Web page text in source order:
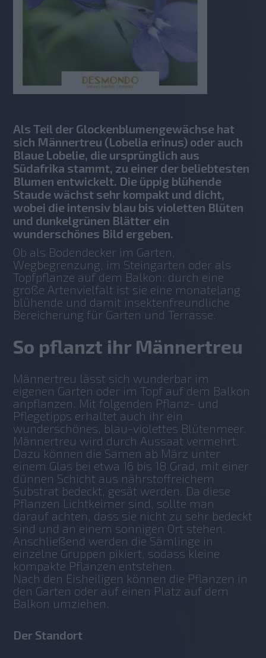
Als Teil der Glockenblumengewächse hat
sich Männertreu (Lobelia erinus) oder auch
Blaue Lobelie, die ursprünglich aus
Südafrika stammt, zu einer der beliebtesten
Blumen entwickelt. Die üppig blühende
Staude wächst sehr kompakt und dicht,
wobei die intensiv blau bis violetten Blüten
und dunkelgrünen Blätter ein
wunderschönes Bild ergeben.
Ob als Bodendecker im Garten,
Wegbegrenzung, im Steingarten oder als
Topfpflanze auf dem Balkon: durch eine
große Artenvielfalt ist sie eine monatelang
blühende und damit insektenfreundliche
Bereicherung für Garten und Terrasse.
So pflanzt ihr Männertreu
Männertreu lässt sich wunderbar im
eigenen Garten oder im Topf auf dem Balkon
anpflanzen. Mit folgenden Pflanz- und
Pflegetipps erhaltet auch ihr ein
wunderschönes, blau-violettes Blütenmeer.
Männertreu wird durch Aussaat vermehrt.
Dazu können die Samen ab März unter
einem Glas bei etwa 16 bis 18 Grad, mit einer
dünnen Schicht aus nährstoffreichem
Substrat bedeckt, gesät werden. Da diese
Pflanzen Lichtkeimer sind, sollte man
darauf achten, dass sie nicht zu sehr bedeckt
sind und an einem sonnigen Ort stehen.
Anschließend werden die Sämlinge in
einzelne Gruppen pikiert, sodass kleine
kompakte Pflanzen entstehen.
Nach den Eisheiligen können die Pflanzen in
den Garten oder auf einen Platz auf dem
Balkon umziehen.
Der Standort